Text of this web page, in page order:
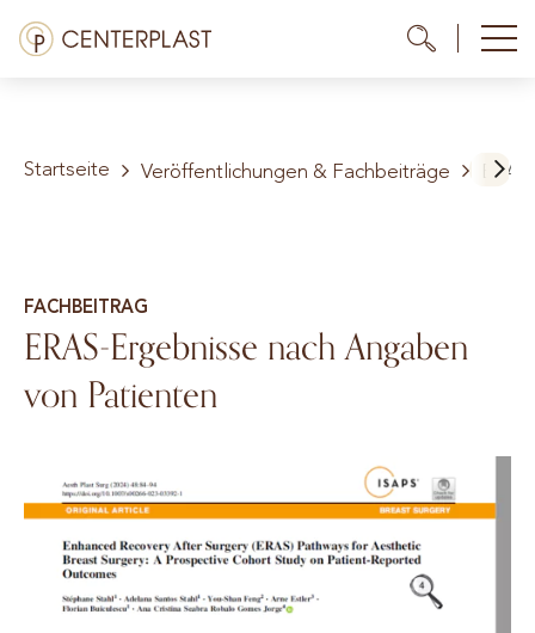
Zum
Inhalt
Menü
Über uns
Kontakt
Startseite Veröffentlichungen & Fachbeiträge
FACHBEITRAG
ERAS-Ergebnisse nach Angaben
von Patienten